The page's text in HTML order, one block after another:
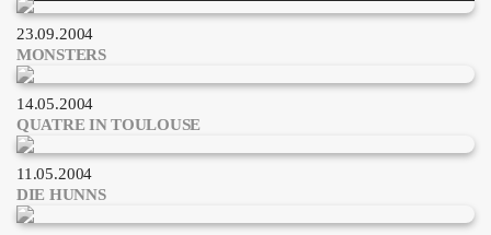
GÖNNEREI
SHOP
MITMACHEN
23.09.2004
MONSTERS
14.05.2004
QUATRE IN TOULOUSE
11.05.2004
DIE HUNNS